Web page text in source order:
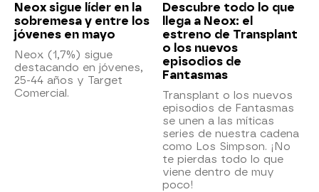
Neox sigue líder en la
sobremesa y entre los
jóvenes en mayo
Neox (1,7%) sigue
destacando en jóvenes,
25-44 años y Target
Comercial.
Descubre todo lo que
llega a Neox: el
estreno de Transplant
o los nuevos
episodios de
Fantasmas
Transplant o los nuevos
episodios de Fantasmas
se unen a las míticas
series de nuestra cadena
como Los Simpson. ¡No
te pierdas todo lo que
viene dentro de muy
poco!